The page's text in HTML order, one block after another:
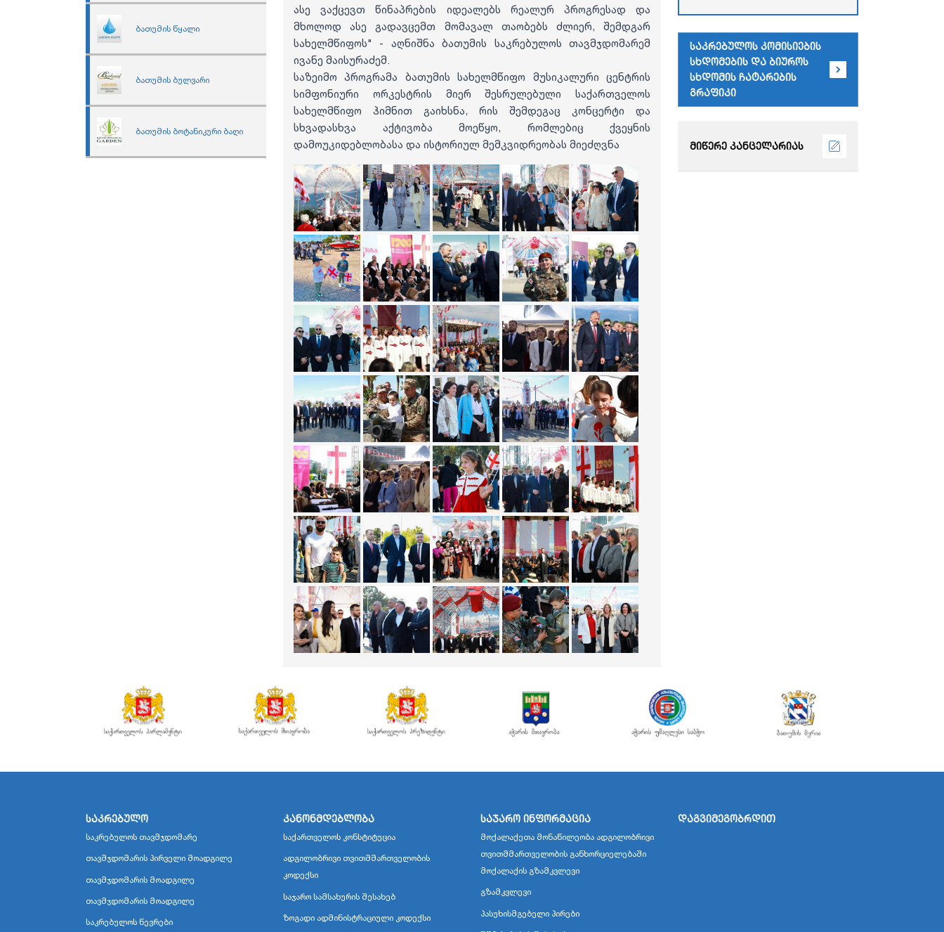
ბათუმის წყალი
ბათუმის ბულვარი
ბათუმის ბოტანიკური ბაღი
ასე ვაქცევთ წინაპრების იდეალებს რეალურ პროგრესად და
მხოლოდ ასე გადავცემთ მომავალ თაობებს ძლიერ, შემდგარ
სახელმწიფოს" - აღნიშნა ბათუმის საკრებულოს თავმჯდომარემ
ივანე მაისურაძემ.
საზეიმო პროგრამა ბათუმის სახელმწიფო მუსიკალური ცენტრის
სიმფონიური ორკესტრის მიერ შესრულებული საქართველოს
სახელმწიფო ჰიმნით გაიხსნა, რის შემდეგაც კონცერტი და
სხვადასხვა აქტივობა მოეწყო, რომლებიც ქვეყნის
დამოუკიდებლობასა და ისტორიულ მემკვიდრეობას მიეძღვნა
ადმინისტრაციული
შენობა)
საკრებულოს კომისიების
სხდომების და ბიუროს
სხდომის ჩატარების
გრაფიკი
მიწერე კანცელარიას
საკრებულო
საკრებულოს თავმჯდომარე
თავმჯდომარის პირველი მოადგილე
თავმჯდომარის მოადგილე
თავმჯდომარის მოადგილე
საკრებულოს წევრები
კანონმდებლობა
საქართველოს კონსტიტუცია
ადგილობრივი თვითმმართველობის
კოდექსი
საჯარო სამსახურის შესახებ
ზოგადი ადმინისტრაციული კოდექსი
საჯარო ინფორმაცია
მოქალაქეთა მონაწილეობა ადგილობრივი
თვითმმართველობის განხორციელებაში
მოქალაქის გზამკვლევი
გზამკვლევი
პასუხისმგებელი პირები
დაგვიმეგობრდით